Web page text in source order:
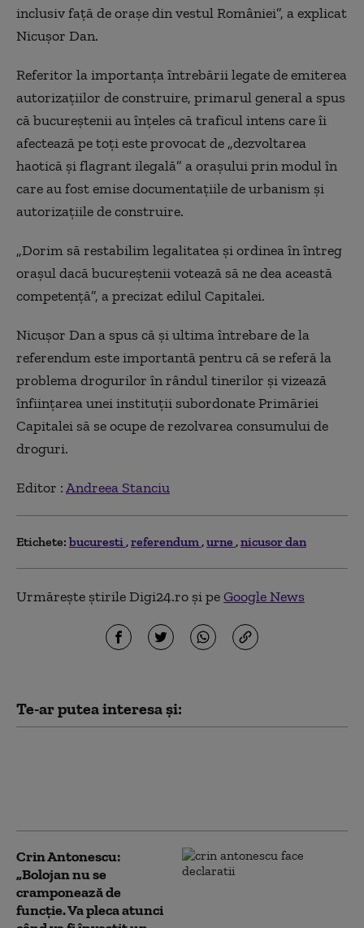
inclusiv faţă de oraşe din vestul României”, a explicat
Nicuşor Dan.
Referitor la importanţa întrebării legate de emiterea
autorizaţiilor de construire, primarul general a spus
că bucureştenii au înţeles că traficul intens care îi
afectează pe toţi este provocat de „dezvoltarea
haotică şi flagrant ilegală” a oraşului prin modul în
care au fost emise documentaţiile de urbanism şi
autorizaţiile de construire.
„Dorim să restabilim legalitatea şi ordinea în întreg
oraşul dacă bucureştenii votează să ne dea această
competenţă”, a precizat edilul Capitalei.
Nicuşor Dan a spus că şi ultima întrebare de la
referendum este importantă pentru că se referă la
problema drogurilor în rândul tinerilor şi vizează
înfiinţarea unei instituţii subordonate Primăriei
Capitalei să se ocupe de rezolvarea consumului de
droguri.
Editor :Andreea Stanciu
Etichete: bucuresti referendum urne nicusor dan
Urmărește știrile Digi24.ro și peGoogle News
Te-ar putea interesa și:
Crin Antonescu:
„Bolojan nu se
cramponează de
funcție. Va pleca atunci